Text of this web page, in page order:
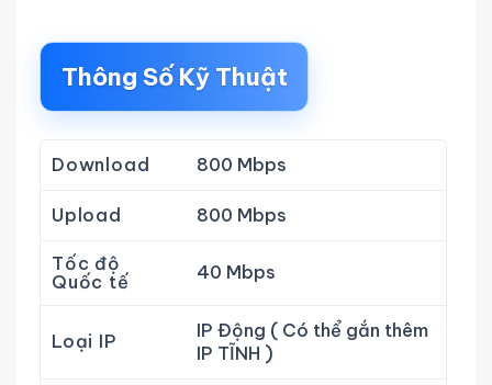
Thông Số Kỹ Thuật
Download 800 Mbps
Upload 800 Mbps
Tốc độ
Quốc tế
40 Mbps
Loại IP
IP Động ( Có thể gắn thêm
IP TĨNH )